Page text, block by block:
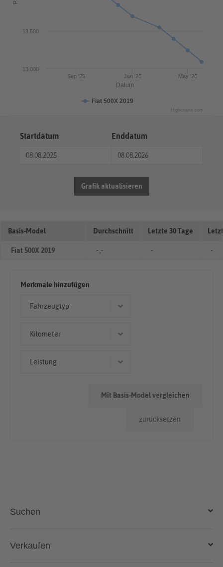
Datum
Fiat 500X 2019
Jan '26
Sep '25 May '26
13.000
13.500
Highcharts.com
Startdatum Enddatum
Grafik aktualisieren
Basis-Model Durchschnitt Letzte 30 Tage
Fiat 500X 2019 - ,- - -
Merkmale hinzufügen
Fahrzeugtyp
Geländewagen/SUV
Kilometer
50.000km - 100.000km
Leistung
zurücksetzen
Mit Basis-Model vergleichen
Suchen
Auto kaufen
Verkaufen